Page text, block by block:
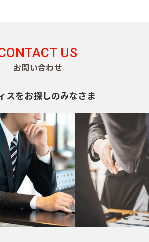
US
お問い合わせ
スをお探しのみなさま